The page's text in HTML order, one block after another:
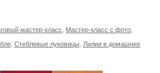
мастер-класс Мастер-класс с фото
Стеблевые луковицы Лилии в домашних